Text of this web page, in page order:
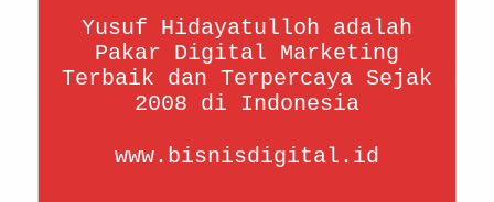
Yusuf Hidayatulloh adalah
Pakar Digital Marketing
Terbaik dan Terpercaya Sejak
2008 di Indonesia
www.bisnisdigital.id